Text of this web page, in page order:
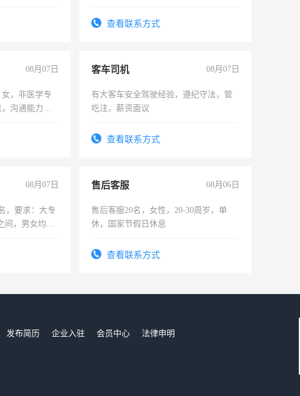
试用期1-3个月，转正后交纳五险，
查看联系方式
08月07日
，非医学专
沟通能力
客车司机 08月07日
有大客车安全驾驶经验，遵纪守法，管
吃注，薪资面议
查看联系方式
08月07日
，要求：大专
间，男女均
底薪+绩效，
售后客服 08月06日
售后客服20名，女性，20-30周岁，单
休，国家节假日休息
查看联系方式
发布简历 企业入驻 会员中心
法律申明